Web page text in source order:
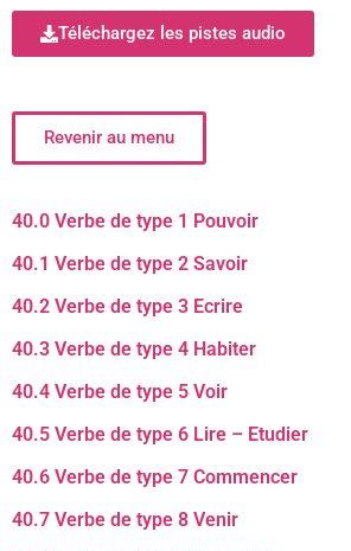
Téléchargez les pistes audio
Revenir au menu
40.0 Verbe de type 1 Pouvoir
40.1 Verbe de type 2 Savoir
40.2 Verbe de type 3 Ecrire
40.3 Verbe de type 4 Habiter
40.4 Verbe de type 5 Voir
40.5 Verbe de type 6 Lire – Etudier
40.6 Verbe de type 7 Commencer
40.7 Verbe de type 8 Venir